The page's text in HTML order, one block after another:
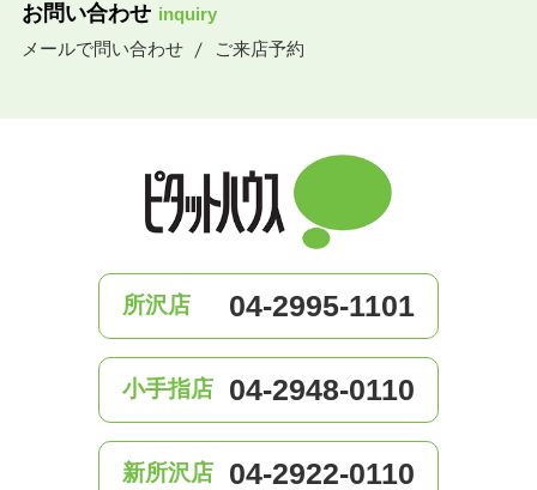
お問い合わせ inquiry
メールで問い合わせ
ご来店予約
所沢店 04-2995-1101
小手指店 04-2948-0110
新所沢店 04-2922-0110